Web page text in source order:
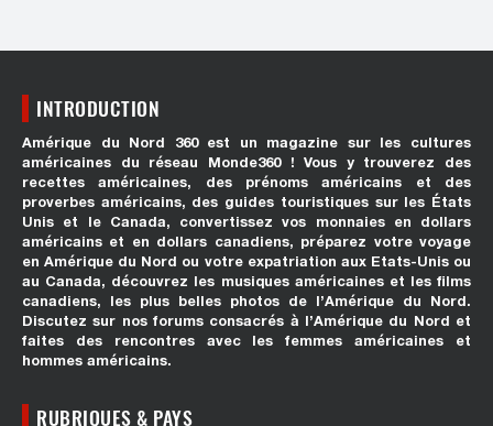
INTRODUCTION
Amérique du Nord 360 est un magazine sur les cultures
américaines du réseau Monde360 ! Vous y trouverez des
recettes américaines, des prénoms américains et des
proverbes américains, des guides touristiques sur les États
Unis et le Canada, convertissez vos monnaies en dollars
américains et en dollars canadiens, préparez votre voyage
en Amérique du Nord ou votre expatriation aux Etats-Unis ou
au Canada, découvrez les musiques américaines et les films
canadiens, les plus belles photos de l’Amérique du Nord.
Discutez sur nos forums consacrés à l’Amérique du Nord et
faites des rencontres avec les femmes américaines et
hommes américains.
RUBRIQUES & PAYS